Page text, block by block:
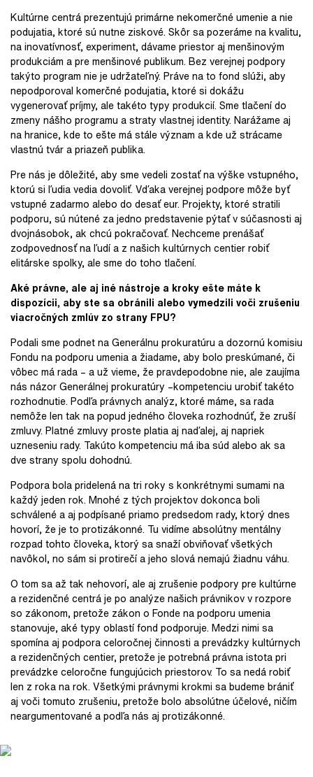
Kultúrne centrá prezentujú primárne nekomerčné umenie a nie
podujatia, ktoré sú nutne ziskové. Skôr sa pozeráme na kvalitu,
na inovatívnosť, experiment, dávame priestor aj menšinovým
produkciám a pre menšinové publikum. Bez verejnej podpory
takýto program nie je udržateľný. Práve na to fond slúži, aby
nepodporoval komerčné podujatia, ktoré si dokážu
vygenerovať príjmy, ale takéto typy produkcií. Sme tlačení do
zmeny nášho programu a straty vlastnej identity. Narážame aj
na hranice, kde to ešte má stále význam a kde už strácame
vlastnú tvár a priazeň publika.
Pre nás je dôležité, aby sme vedeli zostať na výške vstupného,
ktorú si ľudia vedia dovoliť. Vďaka verejnej podpore môže byť
vstupné zadarmo alebo do desať eur. Projekty, ktoré stratili
podporu, sú nútené za jedno predstavenie pýtať v súčasnosti aj
dvojnásobok, ak chcú pokračovať. Nechceme prenášať
zodpovednosť na ľudí a z našich kultúrnych centier robiť
elitárske spolky, ale sme do toho tlačení.
Aké právne, ale aj iné nástroje a kroky ešte máte k
dispozícii, aby ste sa obránili alebo vymedzili voči zrušeniu
viacročných zmlúv zo strany FPU?
Podali sme podnet na Generálnu prokuratúru a dozornú komisiu
Fondu na podporu umenia a žiadame, aby bolo preskúmané, či
vôbec má rada – a už vieme, že pravdepodobne nie, ale zaujíma
nás názor Generálnej prokuratúry –kompetenciu urobiť takéto
rozhodnutie. Podľa právnych analýz, ktoré máme, sa rada
nemôže len tak na popud jedného človeka rozhodnúť, že zruší
zmluvy. Platné zmluvy proste platia aj naďalej, aj napriek
uzneseniu rady. Takúto kompetenciu má iba súd alebo ak sa
dve strany spolu dohodnú.
Podpora bola pridelená na tri roky s konkrétnymi sumami na
každý jeden rok. Mnohé z tých projektov dokonca boli
schválené a aj podpísané priamo predsedom rady, ktorý dnes
hovorí, že je to protizákonné. Tu vidíme absolútny mentálny
rozpad tohto človeka, ktorý sa snaží obviňovať všetkých
navôkol, no sám si protirečí a jeho slová nemajú žiadnu váhu.
O tom sa až tak nehovorí, ale aj zrušenie podpory pre kultúrne
a rezidenčné centrá je po analýze našich právnikov v rozpore
so zákonom, pretože zákon o Fonde na podporu umenia
stanovuje, aké typy oblastí fond podporuje. Medzi nimi sa
spomína aj podpora celoročnej činnosti a prevádzky kultúrnych
a rezidenčných centier, pretože je potrebná právna istota pri
prevádzke celoročne fungujúcich priestorov. To sa nedá robiť
len z roka na rok. Všetkými právnymi krokmi sa budeme brániť
aj voči tomuto zrušeniu, pretože bolo absolútne účelové, ničím
neargumentované a podľa nás aj protizákonné.